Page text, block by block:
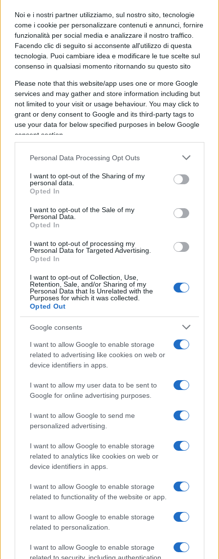
Noi e i nostri partner utilizziamo, sul nostro sito, tecnologie
come i cookie per personalizzare contenuti e annunci, fornire
funzionalità per social media e analizzare il nostro traffico.
Facendo clic di seguito si acconsente all'utilizzo di questa
tecnologia. Puoi cambiare idea e modificare le tue scelte sul
consenso in qualsiasi momento ritornando su questo sito
Please note that this website/app uses one or more Google
services and may gather and store information including but
not limited to your visit or usage behaviour. You may click to
grant or deny consent to Google and its third-party tags to
use your data for below specified purposes in below Google
consent section.
Personal Data Processing Opt Outs
I want to opt-out of the Sharing of my
personal data.
Opted In
I want to opt-out of the Sale of my
Personal Data.
Opted In
I want to opt-out of processing my
Personal Data for Targeted Advertising.
Opted In
I want to opt-out of Collection, Use,
Retention, Sale, and/or Sharing of my
Personal Data that Is Unrelated with the
Purposes for which it was collected.
Opted Out
Google consents
I want to allow Google to enable storage
related to advertising like cookies on web or
device identifiers in apps.
I want to allow my user data to be sent to
Google for online advertising purposes.
I want to allow Google to send me
personalized advertising.
I want to allow Google to enable storage
related to analytics like cookies on web or
device identifiers in apps.
I want to allow Google to enable storage
related to functionality of the website or app.
I want to allow Google to enable storage
related to personalization.
I want to allow Google to enable storage
precedenti. Sicuramente più muscolare il suo
giudizio sulcaso Degni: “Non spetta a me dire
cosa dovrebbe accadere, ma da premier mi spetta
una valutazione sulla gravità di quanto accaduto.
Non è il fatto in sé la cosa più grave, un giudice
della Corte dei Conti che spera nell’esercizio
provvisorio, ma la cosa più grave è la sfrontatezza.
Mi colpisce molto che nessuno a sinistra ha detto
qualcosa, due parole su questo tema, nemmeno
Gentiloni che lo ha nominato, o Elly Schlein”.
Leggi anche:
Meloni nella tana del lupo: “Pronta al confronto
con Schlein. Ho deferito Pozzolo”
deve andare in bagno
“Abolirò la povertà e…”. Così Meloni sbertuccia
Le stoccate alla sinistra sono state numerose,
risposte puntuali e tutt’altro che strumentali. Una
delle notizie più interessanti è l’apertura a un
confronto pubblico con la leader dem
Elly
Schlein, già “in fuga” da Atreju. A proposito di
dem, merita considerazione la riflessione sulla Rai
e sulla nenia diTelemeloni: il premier ha parlato
giustamente di riequilibrio, dopo anni in cui la
sinistra ha occupato i gangli di viale Mazzini. E un
messaggio ai soliti soloni rossi: “Ho letto accuse
all’opposizione, ed è stato l’unico caso in cui
l’unico partito d’opposizione non era presente
dentro il Cda, una cosa mai accaduta e che mai
accadrà. Non sentii parlare di regime”. Un tono
sempre sereno, senza fuochi d’artificio ma con
grande serietà anche nelle risposte più ironiche,
come la presa per i fondelli dedicata al M5s di
Giuseppi e all’utopia di abolire la povertà.